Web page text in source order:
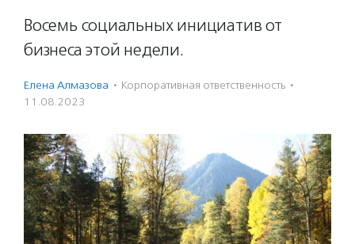
Восемь социальных инициатив от
бизнеса этой недели.
Елена Алмазова · Корпоративная ответственность ·
11.08.2023